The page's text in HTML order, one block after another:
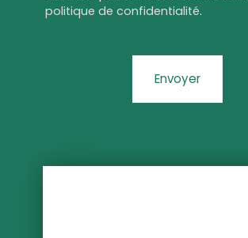
politique de confidentialité.
Envoyer